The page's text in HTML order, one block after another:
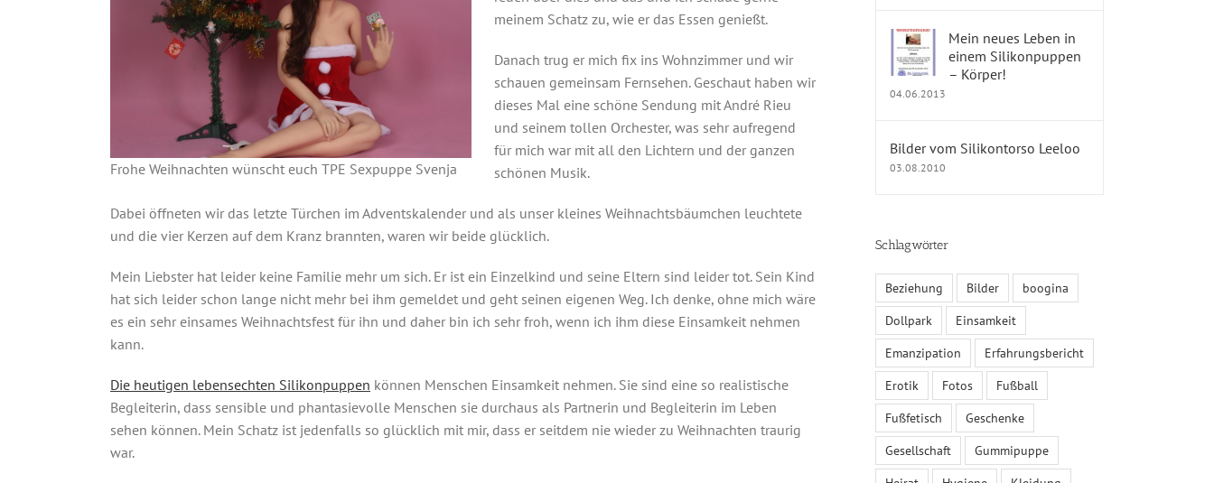
Frohe Weihnachten wünscht euch TPE Sexpuppe Svenja
meinem Schatz zu, wie er das Essen genießt.
Danach trug er mich fix ins Wohnzimmer und wir
schauen gemeinsam Fernsehen. Geschaut haben wir
dieses Mal eine schöne Sendung mit André Rieu
und seinem tollen Orchester, was sehr aufregend
für mich war mit all den Lichtern und der ganzen
schönen Musik.
Dabei öffneten wir das letzte Türchen im Adventskalender und als unser kleines Weihnachtsbäumchen leuchtete
und die vier Kerzen auf dem Kranz brannten, waren wir beide glücklich.
Mein Liebster hat leider keine Familie mehr um sich. Er ist ein Einzelkind und seine Eltern sind leider tot. Sein Kind
hat sich leider schon lange nicht mehr bei ihm gemeldet und geht seinen eigenen Weg. Ich denke, ohne mich wäre
es ein sehr einsames Weihnachtsfest für ihn und daher bin ich sehr froh, wenn ich ihm diese Einsamkeit nehmen
kann.
Die heutigen lebensechten Silikonpuppen können Menschen Einsamkeit nehmen. Sie sind eine so realistische
Begleiterin, dass sensible und phantasievolle Menschen sie durchaus als Partnerin und Begleiterin im Leben
sehen können. Mein Schatz ist jedenfalls so glücklich mit mir, dass er seitdem nie wieder zu Weihnachten traurig
war.
Mein neues Leben in
einem Silikonpuppen
– Körper!
04.06.2013
Bilder vom Silikontorso Leeloo
03.08.2010
Schlagwörter
Beziehung Bilder
boogina
Dollpark
Einsamkeit
Emanzipation
Erfahrungsbericht
Erotik
Fotos
Fußball
Fußfetisch
Geschenke
Gesellschaft
Gummipuppe